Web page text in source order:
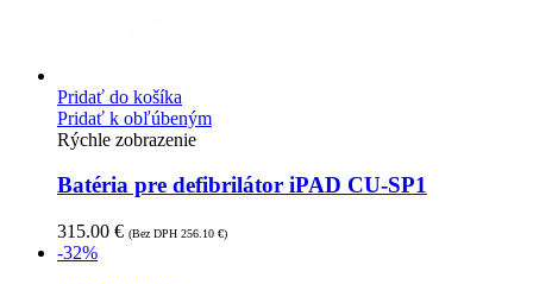
Pridať do košíka
Pridať k obľúbeným
Rýchle zobrazenie
Batéria pre defibrilátor iPAD CU-SP1
315.00 € (Bez DPH 256.10 €)
-32%